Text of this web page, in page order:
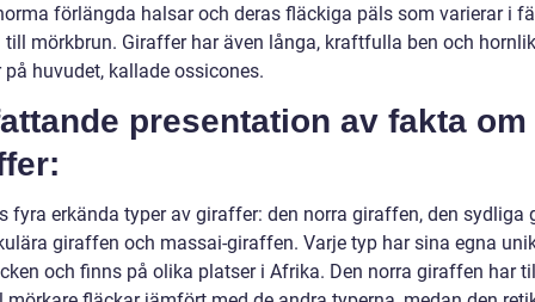
förlängda halsar och deras fläckiga päls som varierar i
till mörkbrun. Giraffer har även långa, kraftfulla ben och
på huvudet, kallade ossicones.
presentation av fakta om
fyra erkända typer av giraffer: den norra giraffen, den sydliga
giraffen och massai-giraffen. Varje typ har sina egna
och finns på olika platser i Afrika. Den norra giraffen har